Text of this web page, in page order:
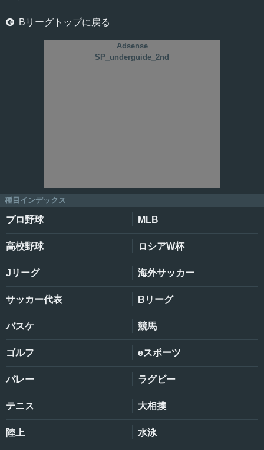
 Bリーグトップに戻る
Adsense
SP_underguide_2nd
種目インデックス
プロ野球 MLB
高校野球 ロシアW杯
Jリーグ 海外サッカー
サッカー代表 Bリーグ
バスケ 競馬
ゴルフ eスポーツ
バレー ラグビー
テニス 大相撲
陸上 水泳